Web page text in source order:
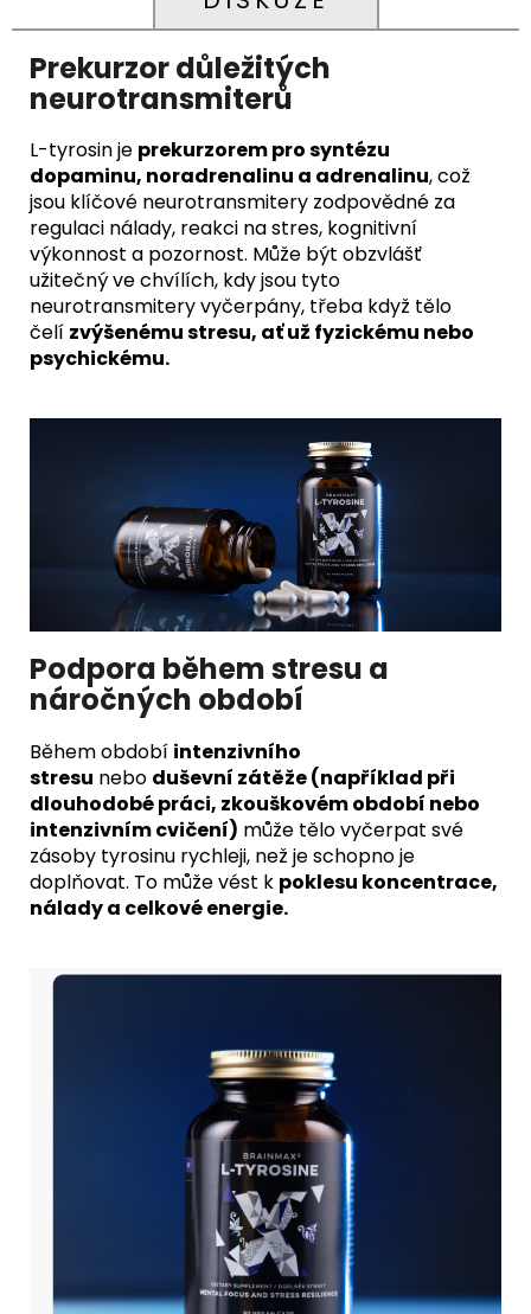
Prekurzor důležitých
neurotransmiterů
L-tyrosin je prekurzorem pro syntézu
dopaminu, noradrenalinu a adrenalinu, což
jsou klíčové neurotransmitery zodpovědné za
regulaci nálady, reakci na stres, kognitivní
výkonnost a pozornost. Může být obzvlášť
užitečný ve chvílích, kdy jsou tyto
neurotransmitery vyčerpány, třeba když tělo
čelí zvýšenému stresu, ať už fyzickému nebo
psychickému.
Podpora během stresu a
náročných období
Během období intenzivního
stresu nebo duševní zátěže (například při
dlouhodobé práci, zkouškovém období nebo
intenzivním cvičení) může tělo vyčerpat své
zásoby tyrosinu rychleji, než je schopno je
doplňovat. To může vést k poklesu koncentrace,
nálady a celkové energie.